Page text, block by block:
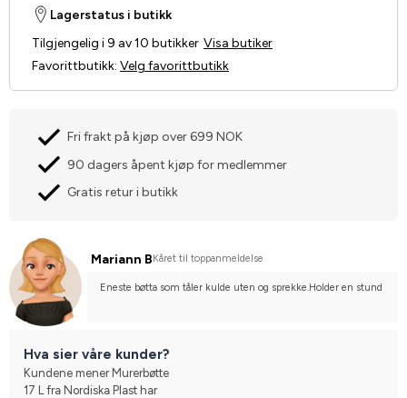
Lagerstatus i butikk
Tilgjengelig i 9 av 10 butikker Visa butiker
Favorittbutikk: Velg favorittbutikk
Fri frakt på kjøp over 699 NOK
90 dagers åpent kjøp for medlemmer
Gratis retur i butikk
Mariann B Kåret til toppanmeldelse
Eneste bøtta som tåler kulde uten og sprekke.Holder en stund
Hva sier våre kunder?
Kundene mener Murerbøtte
17 L fra Nordiska Plast har